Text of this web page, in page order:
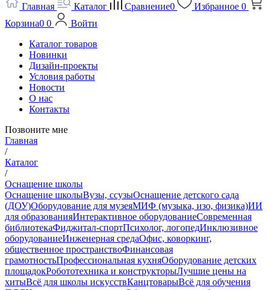
Главная Каталог Сравнение0 Избранное 0
Корзина0 0
Войти
Каталог товаров
Новинки
Дизайн-проекты
Условия работы
Новости
О нас
Контакты
Позвоните мне
Главная
/
Каталог
/
Оснащение школы
Оснащение школыВузы, ссузыОснащение детского сада
(ДОУ)Оборудование для музеяМИФ (музыка, изо, физика)ИИ
для образованияИнтерактивное оборудованиеСовременная
библиотекаФиджитал-спортПсихолог, логопедИнклюзивное
оборудованиеИнженерная средаОфис, коворкинг,
общественное пространствоФинансовая
грамотностьПрофессиональная кухняОборудование детских
площадокРобототехника и конструкторыЛучшие цены на
хитыВсё для школы искусствКанцтоварыВсё для обучения